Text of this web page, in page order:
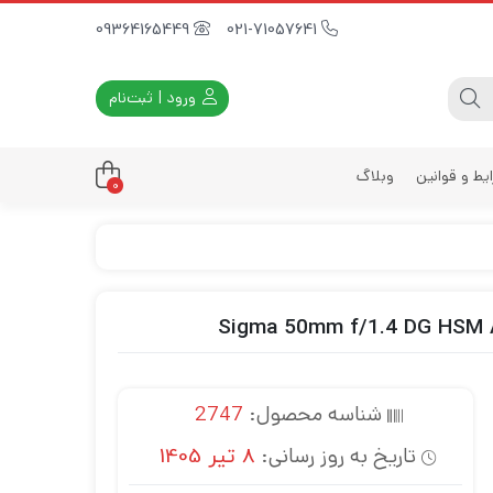
ورود | ثبت‌نام
و قوانین وبلاگ 0
شناسه محصول: 2747
تاریخ به روز رسانی: 8 تیر 1405